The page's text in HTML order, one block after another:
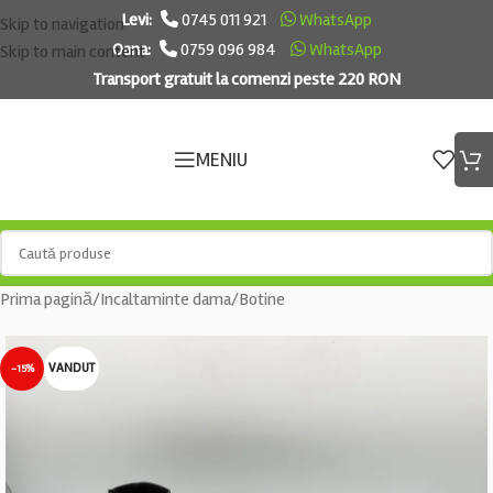
Skip to navigation
Skip to main content
Levi: 0745 011 921
WhatsApp
Oana:
0759 096 984
WhatsApp
Transport gratuit la comenzi peste 220 RON
MENIU
Prima pagină/Incaltaminte dama/Botine
-15% VANDUT